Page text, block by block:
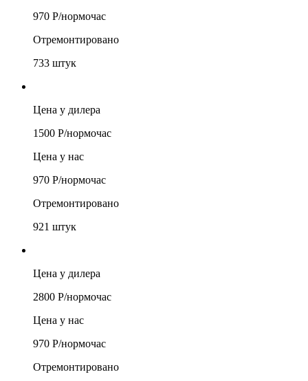
970 Р/нормочас
Отремонтировано
733 штук
Цена у дилера
1500 Р/нормочас
Цена у нас
970 Р/нормочас
Отремонтировано
921 штук
Цена у дилера
2800 Р/нормочас
Цена у нас
970 Р/нормочас
Отремонтировано